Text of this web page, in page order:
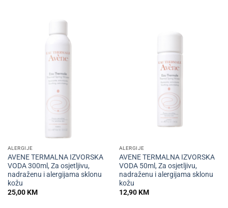
ALERGIJE
AVENE TERMALNA IZVORSKA
VODA 300ml, Za osjetljivu,
nadraženu i alergijama sklonu
kožu
25,00KM
ALERGIJE
AVENE TERMALNA IZVORSKA
VODA 50ml, Za osjetljivu,
nadraženu i alergijama sklonu
kožu
12,90KM